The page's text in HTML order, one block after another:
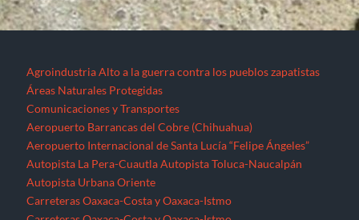
Agroindustria Alto a la guerra contra los pueblos zapatistas
Áreas Naturales Protegidas
Comunicaciones y Transportes
Aeropuerto Barrancas del Cobre (Chihuahua)
Aeropuerto Internacional de Santa Lucía “Felipe Ángeles”
Autopista La Pera-Cuautla Autopista Toluca-Naucalpán
Autopista Urbana Oriente
Carreteras Oaxaca-Costa y Oaxaca-Istmo